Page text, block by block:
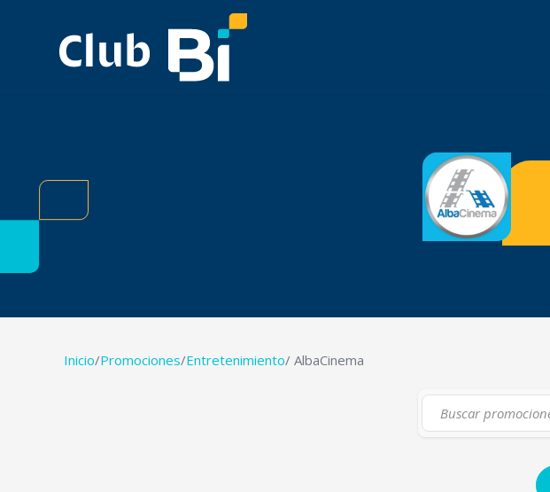
Inicio/Promociones/Entretenimiento/ AlbaCinema